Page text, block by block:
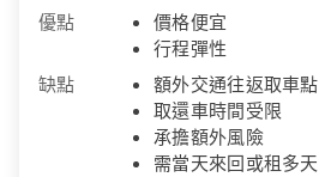
優點
價格便宜
行程彈性
缺點
額外交通往返取車點
取還車時間受限
承擔額外風險
需當天來回或租多天